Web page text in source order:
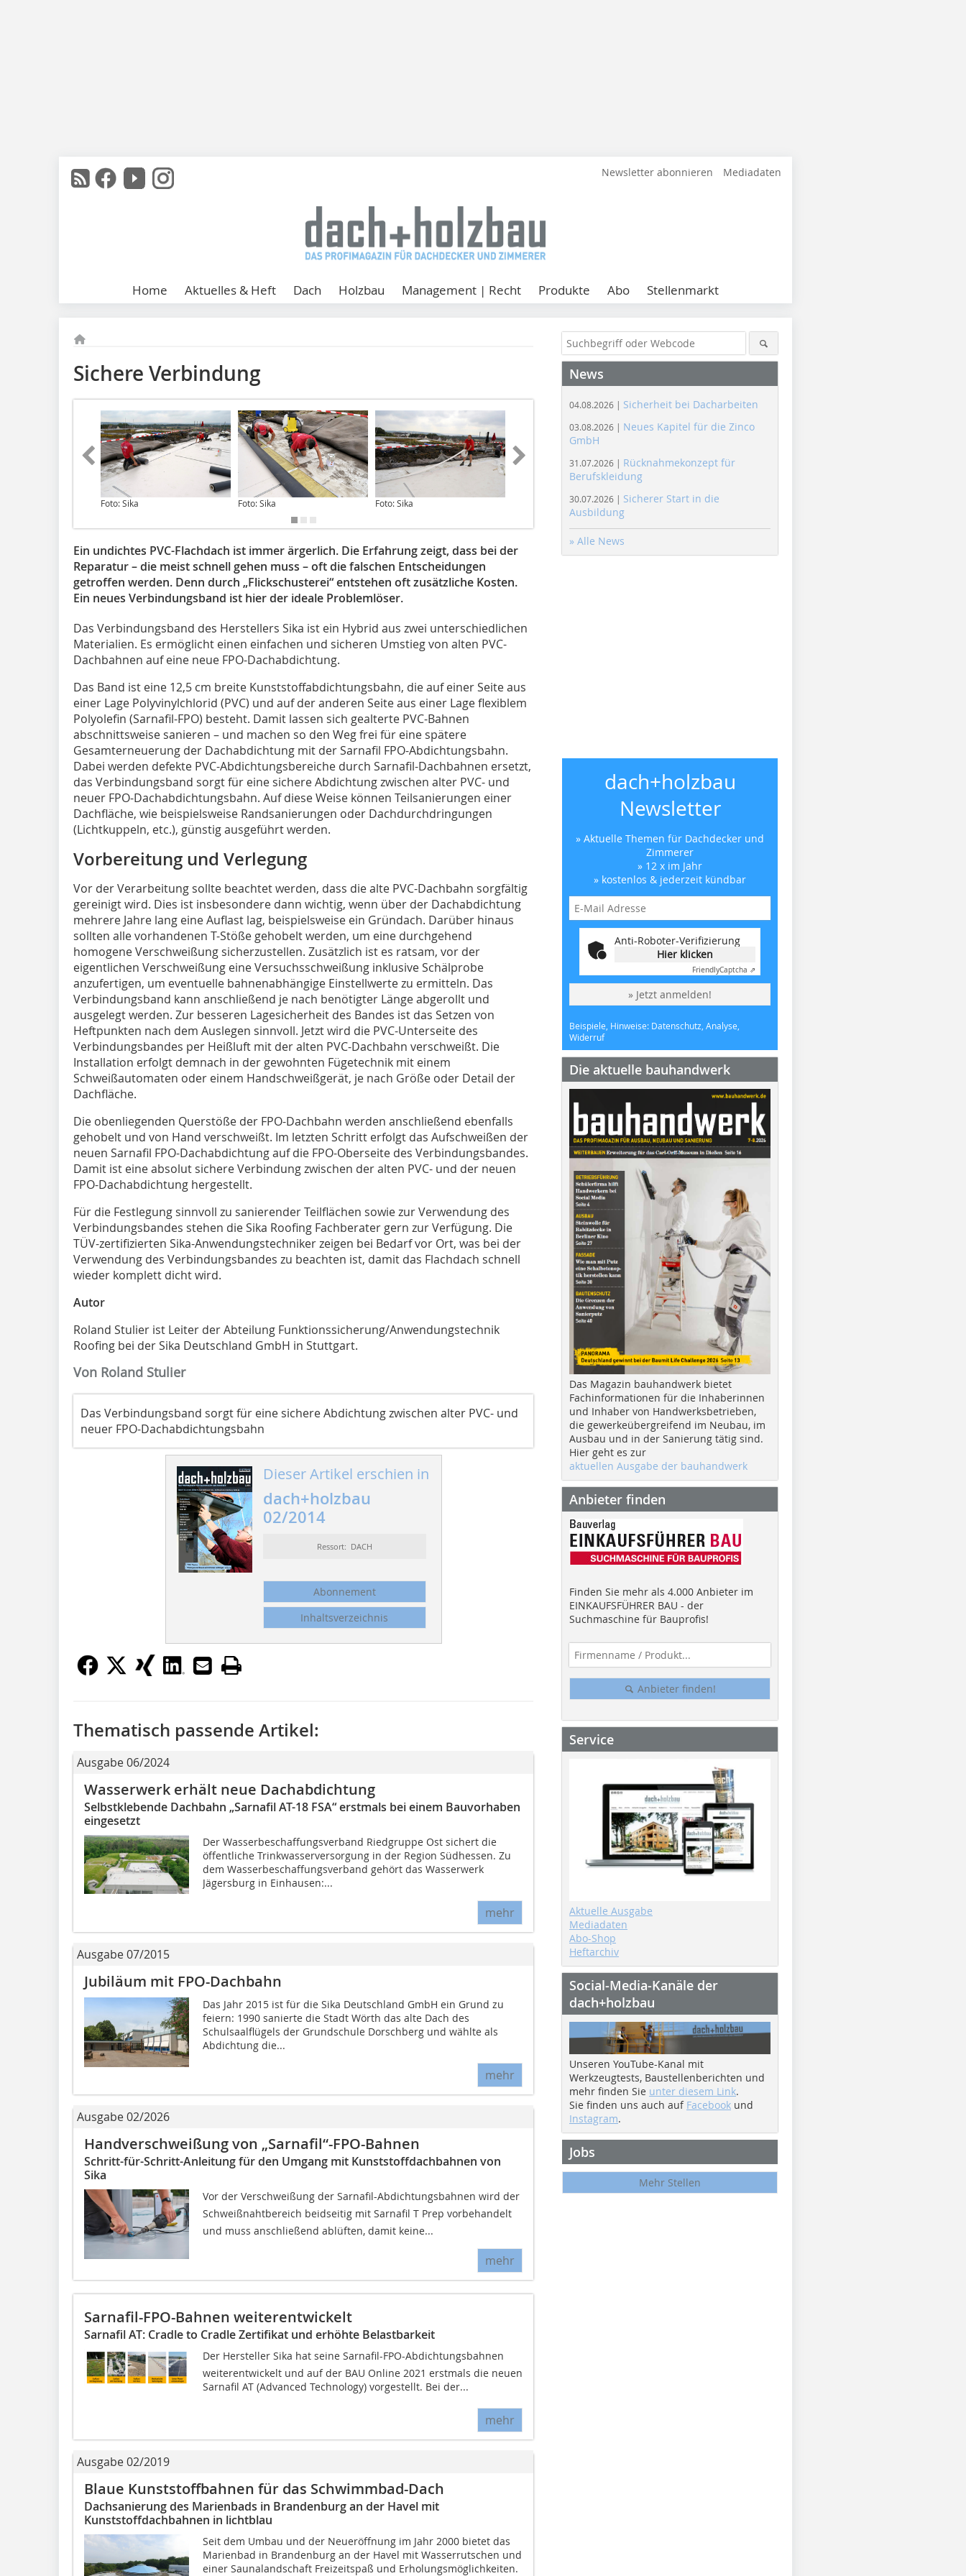
Newsletter abonnieren Mediadaten
Home Aktuelles & Heft Dach Holzbau Management | Recht Produkte Abo Stellenmarkt
Sichere Verbindung
Foto: Sika Foto: Sika Foto: Sika Foto: Sika
Ein undichtes PVC-Flachdach ist immer ärgerlich. Die Erfahrung zeigt, dass bei der
Reparatur – die meist schnell gehen muss – oft die falschen Entscheidungen
getroffen werden. Denn durch „Flickschusterei“ ­entstehen oft zusätzliche Kosten.
Ein neues Verbindungsband ist hier der ideale Problemlöser.
Das Verbindungsband des Herstellers Sika ist ein Hybrid aus zwei unterschiedlichen
Materialien. Es ermöglicht einen einfachen und sicheren Umstieg von alten PVC-
Dachbahnen auf eine neue FPO-Dachabdichtung.
Das Band ist eine 12,5 cm breite Kunststoffabdichtungsbahn, die auf einer Seite aus
einer Lage Polyvinylchlorid (PVC) und auf der anderen Seite aus einer Lage flexiblem
Polyolefin (Sarnafil-FPO) besteht. Damit lassen sich gealterte PVC-Bahnen
abschnittsweise sanieren – und machen so den Weg frei für eine spätere
Gesamterneuerung der Dachabdichtung mit der Sarnafil FPO-Abdichtungsbahn.
Dabei werden defekte PVC-Abdichtungsbereiche durch Sarnafil-Dachbahnen ersetzt,
das Verbindungsband sorgt für eine sichere Abdichtung zwischen alter PVC- und
neuer FPO-Dachabdichtungsbahn. Auf diese Weise können Teilsanierungen einer
Dachfläche, wie beispielsweise Randsanierungen oder Dachdurchdringungen
(Lichtkuppeln, etc.), günstig ausgeführt werden.
Vorbereitung und Verlegung
Vor der Verarbeitung sollte beachtet werden, dass die alte PVC-Dachbahn sorgfältig
gereinigt wird. Dies ist insbesondere dann wichtig, wenn über der Dachabdichtung
mehrere Jahre lang eine Auflast lag, beispielsweise ein Gründach. Darüber hinaus
sollten alle vorhandenen T-Stöße gehobelt werden, um eine durchgehend
homogene Verschweißung sicherzustellen. Zusätzlich ist es ratsam, vor der
eigentlichen Verschweißung eine Versuchsschweißung inklusive Schälprobe
anzufertigen, um eventuelle bahnenabhängige Einstellwerte zu ermitteln. Das
Verbindungsband kann anschließend je nach benötigter Länge abgerollt und
ausgelegt werden. Zur besseren Lagesicherheit des Bandes ist das Setzen von
Heftpunkten nach dem Auslegen sinnvoll. Jetzt wird die PVC-Unterseite des
Verbindungsbandes per Heißluft mit der alten PVC-Dachbahn verschweißt. Die
Installation erfolgt demnach in der gewohnten Fügetechnik mit einem
Schweißautomaten oder einem Handschweißgerät, je nach Größe oder Detail der
Dachfläche.
Die obenliegenden Querstöße der FPO-Dachbahn werden anschließend ebenfalls
gehobelt und von Hand verschweißt. Im letzten Schritt erfolgt das Aufschweißen der
neuen Sarnafil FPO-Dachabdichtung auf die FPO-Oberseite des Verbindungsbandes.
Damit ist eine absolut sichere Verbindung zwischen der alten PVC- und der neuen
FPO-Dachabdichtung hergestellt.
Für die Festlegung sinnvoll zu sanierender Teilflächen sowie zur Verwendung des
Verbindungsbandes stehen die Sika Roofing Fachberater gern zur Verfügung. Die
TÜV-zertifizierten Sika-Anwendungstechniker zeigen bei Bedarf vor Ort, was bei der
Verwendung des Verbindungsbandes zu beachten ist, damit das Flachdach schnell
wieder komplett dicht wird.
Autor
Roland Stulier ist Leiter der Abteilung Funktionssicherung/Anwendungstechnik
Roofing bei der Sika Deutschland GmbH in Stuttgart.
Von Roland Stulier
Das Verbindungsband sorgt für eine sichere Abdichtung zwischen alter PVC- und
neuer FPO-Dachabdichtungsbahn
Dieser Artikel erschien in
dach+holzbau
02/2014
Ressort: DACH
Abonnement
Inhaltsverzeichnis
Thematisch passende Artikel:
Ausgabe 06/2024
Wasserwerk erhält neue Dachabdichtung
Selbstklebende Dachbahn „Sarnafil AT-18 FSA“ erstmals bei einem Bauvorhaben
eingesetzt
Der Wasserbeschaffungsverband Riedgruppe Ost sichert die
öffentliche Trinkwasserversorgung in der Region Südhessen. Zu
dem Wasserbeschaffungsverband gehört das Wasserwerk
Jägersburg in Einhausen:...
mehr
Ausgabe 07/2015
Jubiläum mit FPO-Dachbahn
Das Jahr 2015 ist für die Sika Deutschland GmbH ein Grund zu
feiern: 1990 sanierte die Stadt Wörth das alte Dach des
Schulsaalflügels der Grundschule Dorschberg und wählte als
Abdichtung die...
mehr
Ausgabe 02/2026
Handverschweißung von „Sarnafil“-FPO-Bahnen
Schritt-für-Schritt-Anleitung für den Umgang mit Kunststoffdachbahnen von
Sika
Vor der Verschweißung der Sarnafil-Abdichtungsbahnen wird der
Schweißnahtbereich beidseitig mit Sarnafil T Prep vorbehandelt
und muss anschließend ablüften, damit keine...
mehr
Sarnafil-FPO-Bahnen weiterentwickelt
Sarnafil AT: Cradle to Cradle Zertifikat und erhöhte Belastbarkeit
Der Hersteller Sika hat seine Sarnafil-FPO-Abdichtungsbahnen
weiterentwickelt und auf der BAU Online 2021 erstmals die neuen
Sarnafil AT (Advanced Technology) vorgestellt. Bei der...
mehr
Ausgabe 02/2019
Blaue Kunststoffbahnen für das Schwimmbad-Dach
Dachsanierung des Marienbads in Brandenburg an der Havel mit
Kunststoffdachbahnen in lichtblau
Seit dem Umbau und der Neueröffnung im Jahr 2000 bietet das
Marienbad in Brandenburg an der Havel mit Wasserrutschen und
einer Saunalandschaft Freizeitspaß und Erholungsmöglichkeiten.
News
04.08.2026 | Sicherheit bei Dacharbeiten
03.08.2026 | Neues Kapitel für die Zinco
GmbH
31.07.2026 | Rücknahmekonzept für
Berufskleidung
30.07.2026 | Sicherer Start in die
Ausbildung
» Alle News
dach+holzbau
Newsletter
» Aktuelle Themen für Dachdecker und
Zimmerer
» 12 x im Jahr
» kostenlos & jederzeit kündbar
Anti-Roboter-Verifizierung
Hier klicken
FriendlyCaptcha ⇗
» Jetzt anmelden!
Beispiele, Hinweise: Datenschutz, Analyse,
Widerruf
Die aktuelle bauhandwerk
Das Magazin bauhandwerk bietet
Fachinformationen für die Inhaberinnen
und Inhaber von Handwerksbetrieben,
die gewerkeübergreifend im Neubau, im
Ausbau und in der Sanierung tätig sind.
Hier geht es zur
aktuellen Ausgabe der bauhandwerk
Anbieter finden
Finden Sie mehr als 4.000 Anbieter im
EINKAUFSFÜHRER BAU - der
Suchmaschine für Bauprofis!
Anbieter finden!
Service
Aktuelle Ausgabe
Mediadaten
Abo-Shop
Heftarchiv
Social-Media-Kanäle der
dach+holzbau
Unseren YouTube-Kanal mit
Werkzeugtests, Baustellenberichten und
mehr finden Sie unter diesem Link.
Sie finden uns auch auf Facebook und
Instagram.
Jobs
Mehr Stellen